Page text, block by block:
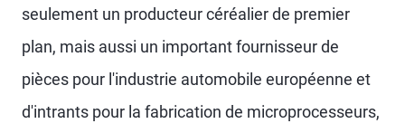
seulement un producteur céréalier de premier
plan, mais aussi un important fournisseur de
pièces pour l'industrie automobile européenne et
d'intrants pour la fabrication de microprocesseurs,